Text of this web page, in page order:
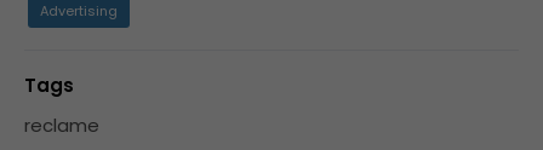
Advertising
Tags
reclame